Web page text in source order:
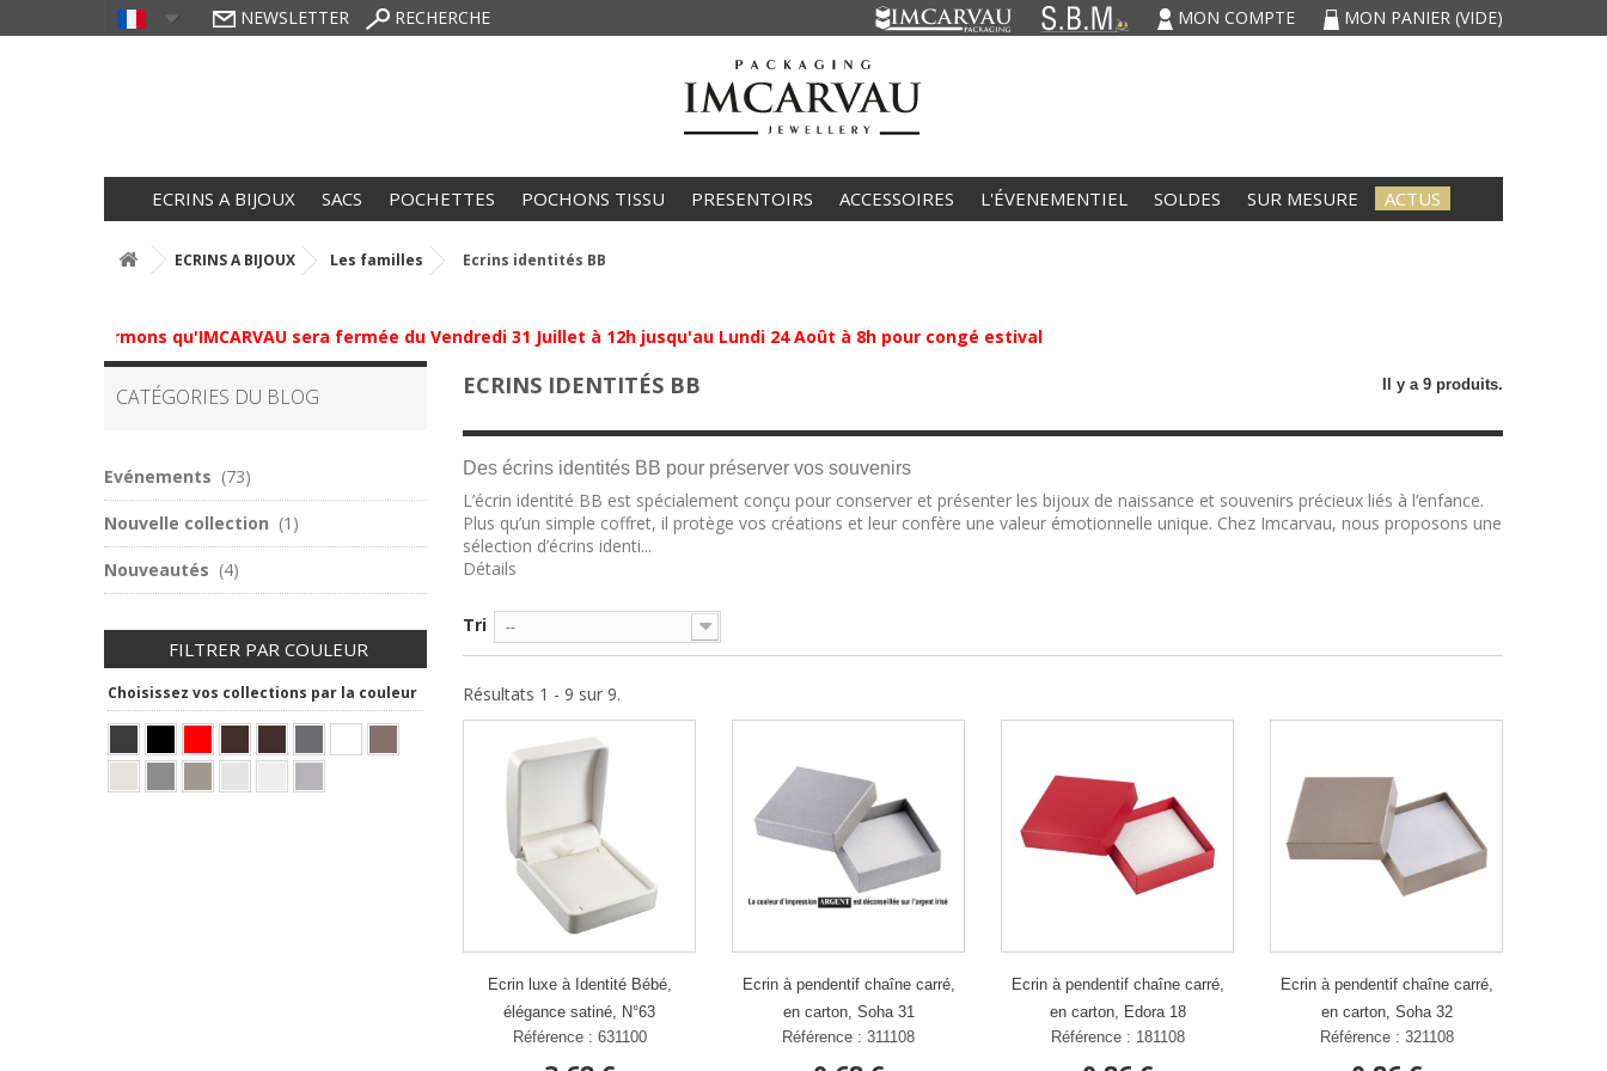
NEWSLETTER RECHERCHE MON COMPTE MON PANIER (VIDE)
ECRINS A BIJOUX SACS POCHETTES POCHONS TISSU PRESENTOIRS ACCESSOIRES L'ÉVENEMENTIEL SOLDES SUR MESURE ACTUS
ECRINS A BIJOUX Les familles Ecrins identités BB
informons qu'IMCARVAU sera fermée du Vendredi 31 Juillet à 12h jusqu'au Lundi 24 Août à 8h pour congé estival
CATÉGORIES DU BLOG
Evénements (73)
Nouvelle collection (1)
Nouveautés (4)
FILTRER PAR COULEUR
Choisissez vos collections par la couleur
ECRINS IDENTITÉS BB Il y a 9 produits.
Des écrins identités BB pour préserver vos souvenirs
L’écrin identité BB est spécialement conçu pour conserver et présenter les bijoux de naissance et souvenirs précieux liés à l’enfance.
Plus qu’un simple coffret, il protège vos créations et leur confère une valeur émotionnelle unique. Chez Imcarvau, nous proposons une
sélection d’écrins identi...
Détails
Tri --
Résultats 1 - 9 sur 9.
Ecrin luxe à Identité Bébé,
élégance satiné, N°63
Référence : 631100
Ecrin à pendentif chaîne carré,
en carton, Soha 31
Référence : 311108
Ecrin à pendentif chaîne carré,
en carton, Edora 18
Référence : 181108
Ecrin à pendentif chaîne carré,
en carton, Soha 32
Référence : 321108